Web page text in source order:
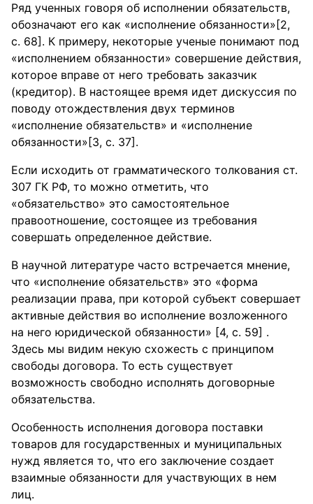
Ряд ученных говоря об исполнении обязательств,
обозначают его как «исполнение обязанности»[2,
с. 68]. К примеру, некоторые ученые понимают под
«исполнением обязанности» совершение действия,
которое вправе от него требовать заказчик
(кредитор). В настоящее время идет дискуссия по
поводу отождествления двух терминов
«исполнение обязательств» и «исполнение
обязанности»[3, с. 37].
Если исходить от грамматического толкования ст.
307 ГК РФ, то можно отметить, что
«обязательство» это самостоятельное
правоотношение, состоящее из требования
совершать определенное действие.
В научной литературе часто встречается мнение,
что «исполнение обязательств» это «форма
реализации права, при которой субъект совершает
активные действия во исполнение возложенного
на него юридической обязанности» [4, с. 59] .
Здесь мы видим некую схожесть с принципом
свободы договора. То есть существует
возможность свободно исполнять договорные
обязательства.
Особенность исполнения договора поставки
товаров для государственных и муниципальных
нужд является то, что его заключение создает
взаимные обязанности для участвующих в нем
лиц.